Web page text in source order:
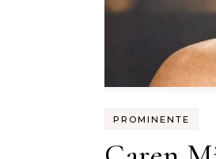
PROMINENTE